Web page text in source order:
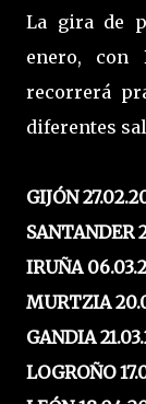
La gira de
enero, con
recorrerá
diferentes
GIJÓN
IRUÑA
MURTZIA
GANDIA
LOGROÑO